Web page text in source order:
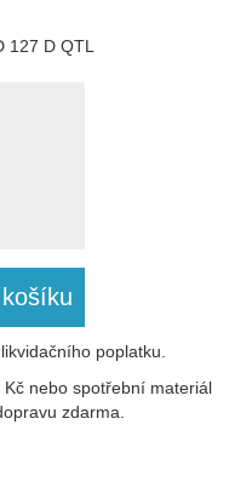
127 D QTL
poplatku.
nebo spotřební materiál
zdarma.